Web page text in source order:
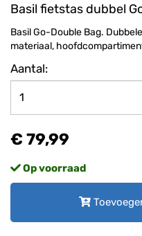
Basil fietstas dubbel
Basil Go-Double Bag.
materiaal,
Aantal:
€ 79,99
Op voorraad